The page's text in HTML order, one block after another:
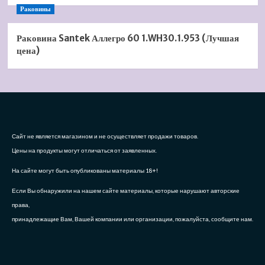
Раковины
Раковина Santek Аллегро 60 1.WH30.1.953 (Лучшая
цена)
Сайт не является магазином и не осуществляет продажи товаров.
Цены на продукты могут отличаться от заявленных.
На сайте могут быть опубликованы материалы 18+!
Если Вы обнаружили на нашем сайте материалы, которые нарушают авторские
права,
принадлежащие Вам, Вашей компании или организации, пожалуйста, сообщите нам.